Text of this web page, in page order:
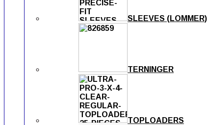
SLEEVES (LOMMER)
TERNINGER
TOPLOADERS